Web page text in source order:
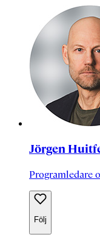
Jörgen
Programledare
Följ